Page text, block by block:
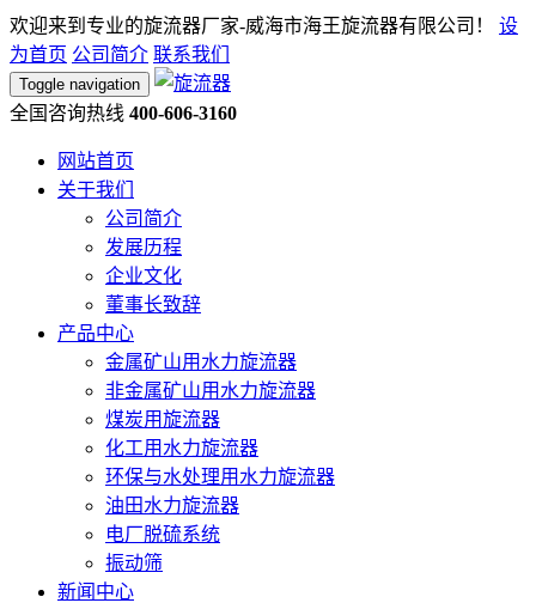
欢迎来到专业的旋流器厂家-威海市海王旋流器有限公司！
设
为首页 公司简介 联系我们
Toggle navigation
全国咨询热线 400-606-3160
网站首页
关于我们
公司简介
发展历程
企业文化
董事长致辞
产品中心
金属矿山用水力旋流器
非金属矿山用水力旋流器
煤炭用旋流器
化工用水力旋流器
环保与水处理用水力旋流器
油田水力旋流器
电厂脱硫系统
振动筛
新闻中心